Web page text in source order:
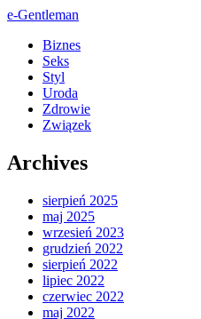
e-Gentleman
Biznes
Seks
Styl
Uroda
Zdrowie
Związek
Archives
sierpień 2025
maj 2025
wrzesień 2023
grudzień 2022
sierpień 2022
lipiec 2022
czerwiec 2022
maj 2022